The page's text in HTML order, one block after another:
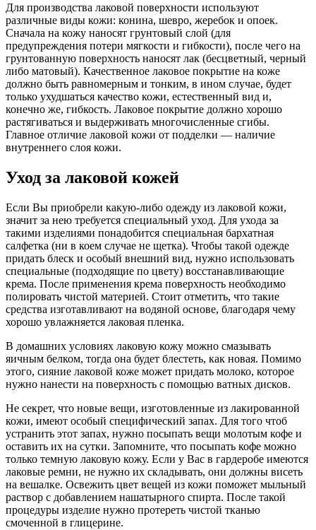
Для производства лаковой поверхности используют
различные виды кожи: конина, шевро, жеребок и опоек.
Сначала на кожу наносят грунтовый слой (для
предупреждения потери мягкости и гибкости), после чего на
грунтованную поверхность наносят лак (бесцветный, черный
либо матовый). Качественное лаковое покрытие на коже
должно быть равномерным и тонким, в ином случае, будет
только ухудшаться качество кожи, естественный вид и,
конечно же, гибкость. Лаковое покрытие должно хорошо
растягиваться и выдерживать многочисленные сгибы.
Главное отличие лаковой кожи от подделки — наличие
внутреннего слоя кожи.
Уход за лаковой кожей
Если Вы приобрели какую-либо одежду из лаковой кожи,
значит за нею требуется специальный уход. Для ухода за
такими изделиями понадобится специальная бархатная
салфетка (ни в коем случае не щетка). Чтобы такой одежде
придать блеск и особый внешний вид, нужно использовать
специальные (подходящие по цвету) восстанавливающие
крема. После применения крема поверхность необходимо
полировать чистой материей. Стоит отметить, что такие
средства изготавливают на водяной основе, благодаря чему
хорошо увлажняется лаковая пленка.
В домашних условиях лаковую кожу можно смазывать
яичным белком, тогда она будет блестеть, как новая. Помимо
этого, сияние лаковой коже может придать молоко, которое
нужно нанести на поверхность с помощью ватных дисков.
Не секрет, что новые вещи, изготовленные из лакированной
кожи, имеют особый специфический запах. Для того чтоб
устранить этот запах, нужно посыпать вещи молотым кофе и
оставить их на сутки. Запомните, что посыпать кофе можно
только темную лаковую кожу. Если у Вас в гардеробе имеются
лаковые ремни, не нужно их складывать, они должны висеть
на вешалке. Освежить цвет вещей из кожи поможет мыльный
раствор с добавлением нашатырного спирта. После такой
процедуры изделие нужно протереть чистой тканью
смоченной в глицерине.